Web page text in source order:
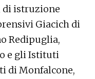
di istruzione
Giacich di
Redipuglia,
e gli Istituti
di Monfalcone,